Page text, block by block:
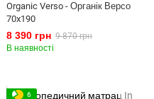
Organic Verso - Органік Версо
70x190
8 390 грн 9 870 грн
В наявності
6